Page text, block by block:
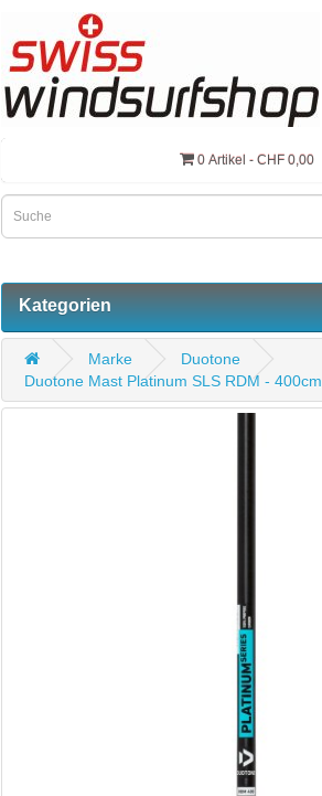
0 Artikel - CHF 0,00
Kategorien
Marke
Duotone
Duotone Mast Platinum SLS RDM - 400cm